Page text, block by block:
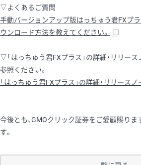
▽よくあるご質問
手動バージョンアップ版はっちゅう君FXプ
ウンロード方法を教えてください。
▽「はっちゅう君FXプラス」の詳細・リリー
参照ください。
「はっちゅう君FXプラス」の詳細・リリースノ
今後とも、GMOクリック証券をご愛顧賜り
す。